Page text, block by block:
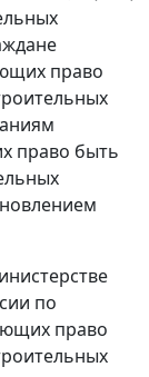
право
право быть
по
право